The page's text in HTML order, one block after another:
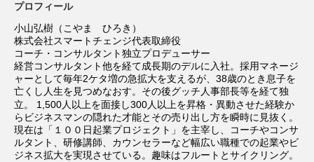
プロフィール
小山弘樹（こやま ひろき）
株式会社スマートチェンジ代表取締役
コーチ・コンサルタント独立プロデューサー
経営コンサルタント他を経て成長期のデルに入社。採用マネージ
ャーとして毎年2ケタ増の急拡大を支えるが、38歳のとき息子を
亡くし人生を見つめなおす。その後グッチ人事部長等を経て独
立。
1,500人以上を面接し300人以上を昇格・異動させた経験か
らビジネスマンの隠れた才能とその売り出し方を瞬時に見抜く。
現在は「１００日起業プロジェクト」を主宰し、コーチやコンサ
ルタント、研修講師、カウンセラーなど幅広い職種での起業やビ
ジネス拡大を実現させている。趣味はフルートとサイクリング。